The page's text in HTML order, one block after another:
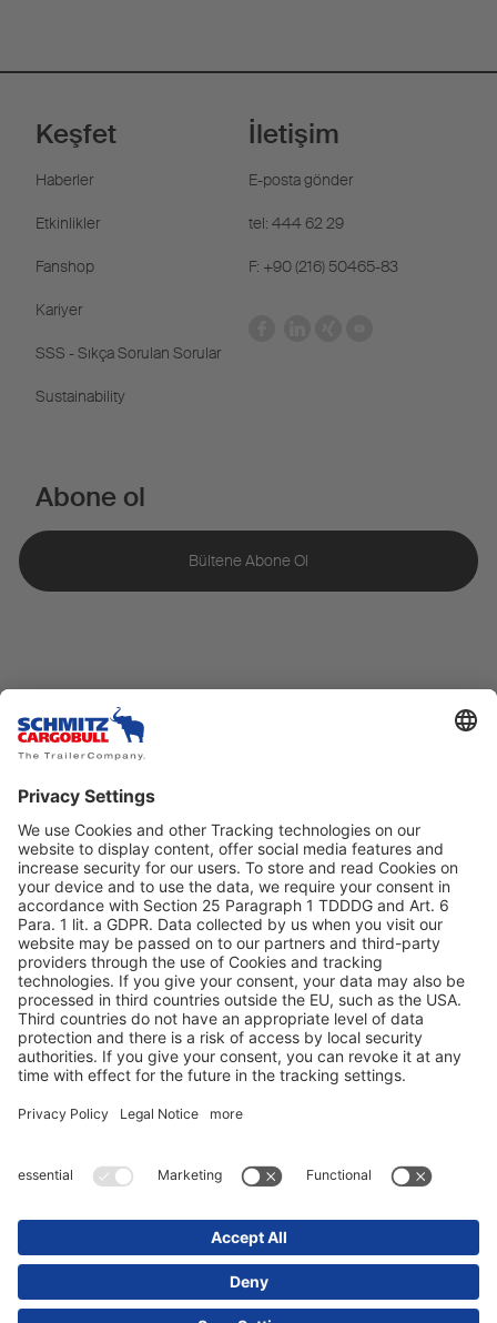
Keşfet
Haberler
Etkinlikler
Fanshop
Kariyer
SSS - Sıkça Sorulan Sorular
Sustainability
İletişim
E-posta gönder
tel: 444 62 29
F: +90 (216) 50465-83
Abone ol
Kisisel verilerin islenmesi izin formu - Musteriler
tedarikciler icin aydinlatma metni
Kisisel Veri Sahibi Basvuru Formu
Kisisel Verilerin Korunması ve Islenmesi Politikasi
© 2025 Schmitz Cargobull. All Rights Reserved